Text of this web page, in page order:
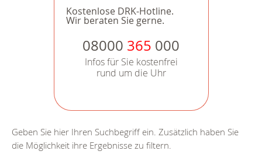
Kostenlose DRK-Hotline.
Wir beraten Sie gerne.
08000 365 000
Infos für Sie kostenfrei
rund um die Uhr
Geben Sie hier Ihren Suchbegriff ein. Zusätzlich haben Sie
die Möglichkeit ihre Ergebnisse zu filtern.